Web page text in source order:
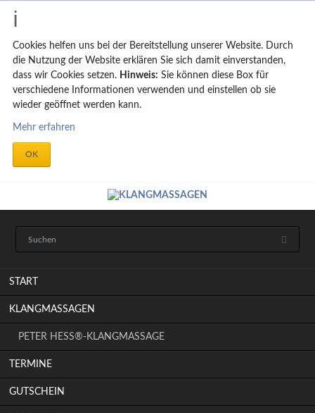
Cookies helfen uns bei der Bereitstellung unserer Website. Durch
die Nutzung der Website erklären Sie sich damit einverstanden,
dass wir Cookies setzen. Hinweis: Sie können diese Box für
verschiedene Informationen verwenden und einstellen ob sie
wieder geöffnet werden kann.
Mehr erfahren
OK
START
KLANGMASSAGEN
PETER HESS®-KLANGMASSAGE
TERMINE
GUTSCHEIN